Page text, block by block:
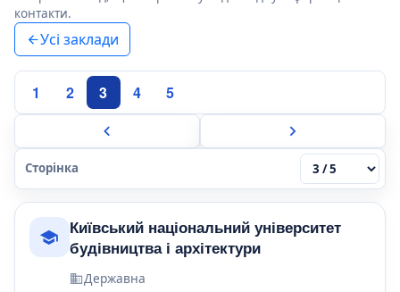
контакти.
Усі заклади
1 2 3 4 5
Сторінка
Київський національний університет
будівництва і архітектури
Державна